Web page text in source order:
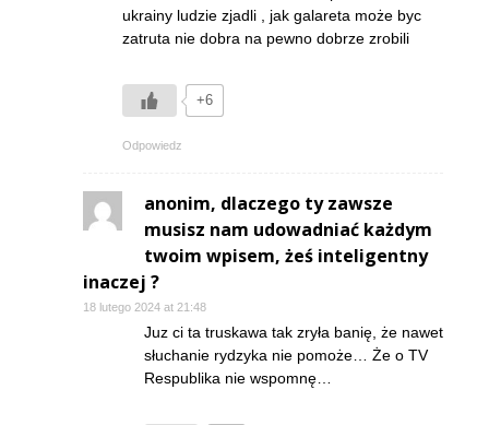
ukrainy ludzie zjadli , jak galareta może byc
zatruta nie dobra na pewno dobrze zrobili
+6
Odpowiedz
anonim, dlaczego ty zawsze
musisz nam udowadniać każdym
twoim wpisem, żeś inteligentny
inaczej ?
18 lutego 2024 at 21:48
Juz ci ta truskawa tak zryła banię, że nawet
słuchanie rydzyka nie pomoże… Że o TV
Respublika nie wspomnę…